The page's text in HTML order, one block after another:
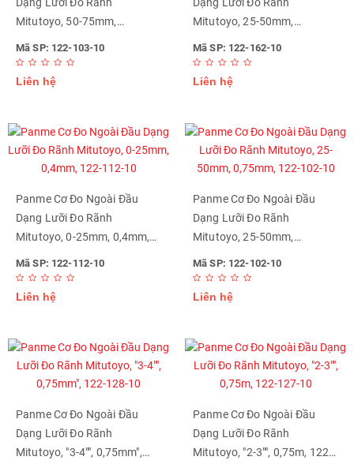
Mitutoyo, 50-75mm,
0,75mm, 122-103-10
Mã SP: 122-103-10
Liên hệ
Mitutoyo, 25-50mm,
0,75mm, 122-162-10
Mã SP: 122-162-10
Liên hệ
Panme Cơ Đo Ngoài Đầu
Dạng Lưỡi Đo Rãnh
Mitutoyo, 0-25mm, 0,4mm,
122-112-10
Mã SP: 122-112-10
Liên hệ
Panme Cơ Đo Ngoài Đầu
Dạng Lưỡi Đo Rãnh
Mitutoyo, 25-50mm,
0,75mm, 122-102-10
Mã SP: 122-102-10
Liên hệ
Panme Cơ Đo Ngoài Đầu
Dạng Lưỡi Đo Rãnh
Mitutoyo, "3-4"", 0,75mm",
Panme Cơ Đo Ngoài Đầu
Dạng Lưỡi Đo Rãnh
Mitutoyo, "2-3"", 0,75m, 122-